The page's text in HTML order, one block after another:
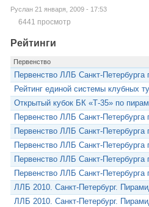
Руслан 21 января, 2009 - 17:53
6441 просмотр
Рейтинги
Первенство
Первенство ЛЛБ Санкт-Петербурга
Рейтинг единой системы клубных
Открытый кубок БК «Т-35» по
Первенство ЛЛБ Санкт-Петербурга
Первенство ЛЛБ Санкт-Петербурга
Первенство ЛЛБ Санкт-
Первенство ЛЛБ Санкт-Петербурга
Первенство ЛЛБ Санкт-Петербурга
ЛЛБ 2010. Санкт-Петербург.
ЛЛБ 2010. Санкт-Петербург.